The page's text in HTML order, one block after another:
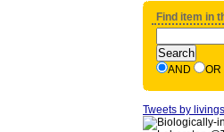
Find item in
AND OR
Tweets by